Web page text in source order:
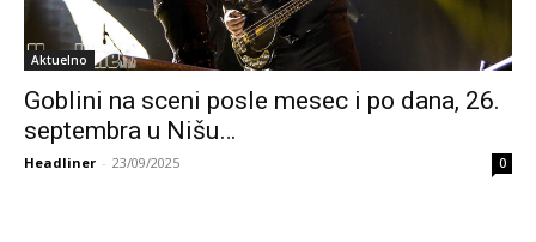
Aktuelno
Goblini na sceni posle mesec i po dana, 26.
septembra u Nišu…
Headliner - 23/09/2025 0